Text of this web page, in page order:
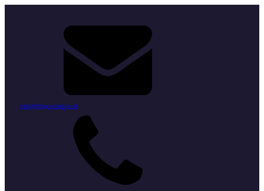
info@pflege-schaetzle.de